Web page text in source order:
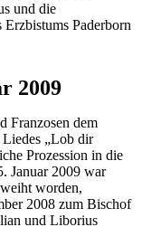
und die
Paderborn
2009
Franzosen dem
„Lob dir
Prozession in die
Januar 2009 war
worden,
2008 zum Bischof
und Liborius